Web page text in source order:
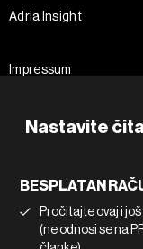
Nastavite
BESPLATAN
Pročitajte ovaj i
(ne odnosi se na
Adria Insight
Impressum
Pravila privatnosti
Korištenje umjetne